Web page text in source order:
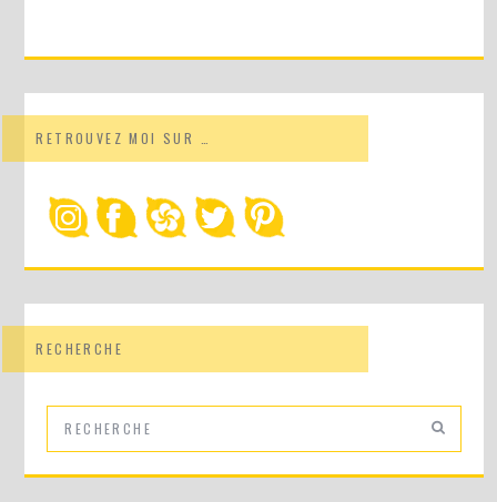
RETROUVEZ MOI SUR …
RECHERCHE